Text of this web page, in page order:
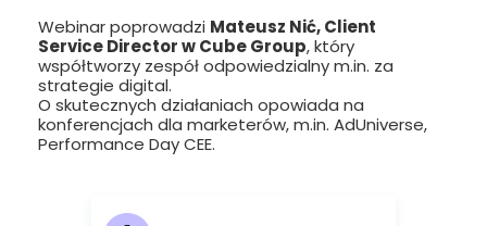
Webinar poprowadzi Mateusz Nić, Client
Service Director w Cube Group, który
współtworzy zespół odpowiedzialny m.in. za
strategie digital.
O skutecznych działaniach opowiada na
konferencjach dla marketerów, m.in. AdUniverse,
Performance Day CEE.